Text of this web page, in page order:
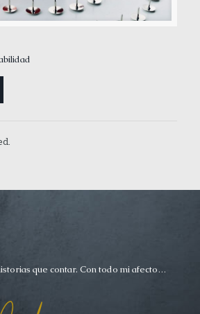
que contar. Con todo mi afecto…